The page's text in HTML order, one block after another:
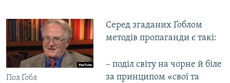
Пол Ґобл
Серед згаданих Ґоблом
методів пропаганди є такі:
– поділ світу на чорне й біле
за принципом «свої та